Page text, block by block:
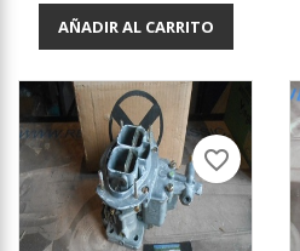
AÑADIR AL CARRITO
favorite_border